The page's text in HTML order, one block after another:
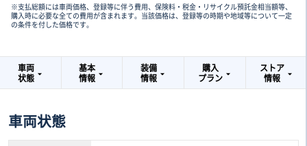
※支払総額には車両価格、登録等に伴う費用、保険料・税金・リサイクル預託金相当額等、
購入時に必要な全ての費用が含まれます。当該価格は、登録等の時期や地域等について一定
の条件を付した価格です。
車両
状態
基本
情報
装備
情報
購入
プラン
ストア
情報
車両状態